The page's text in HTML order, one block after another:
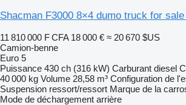
Shacman F3000 8×4 dumo truck for
11 810 000 F CFA 18 000 € ≈ 20 670 $US
Camion-benne
Euro 5
Puissance 430 ch (316 kW) Carburant diesel
40 000 kg Volume 28,58 m³ Configuration de
Suspension ressort/ressort Marque de la
Mode de déchargement arrière